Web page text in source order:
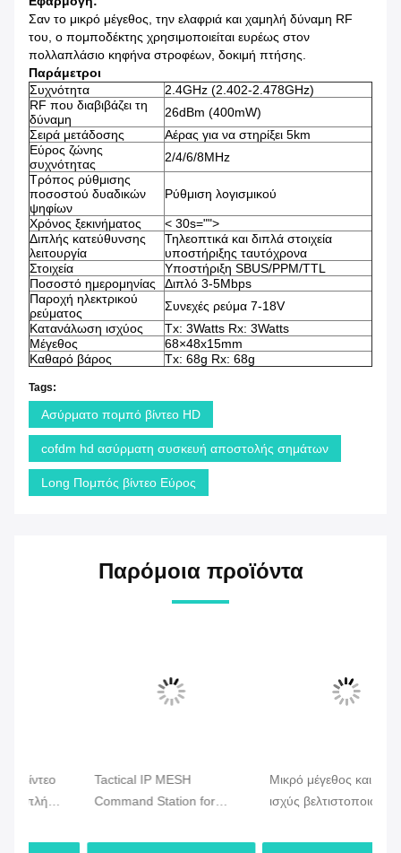
Σαν το μικρό μέγεθος, την ελαφριά και χαμηλή δύναμη RF
του, ο πομποδέκτης χρησιμοποιείται ευρέως στον
πολλαπλάσιο κηφήνα στροφέων, δοκιμή πτήσης.
Παράμετροι
Συχνότητα
2.4GHz (2.402-2.478GHz)
RF που διαβιβάζει τη
δύναμη
26dBm (400mW)
Σειρά μετάδοσης
Αέρας για να στηρίξει 5km
Εύρος ζώνης
συχνότητας
2/4/6/8MHz
Τρόπος ρύθμισης
ποσοστού δυαδικών
ψηφίων
Ρύθμιση λογισμικού
Χρόνος ξεκινήματος
< 30s="">
Διπλής κατεύθυνσης
λειτουργία
Τηλεοπτικά και διπλά στοιχεία
υποστήριξης ταυτόχρονα
Στοιχεία
Υποστήριξη SBUS/PPM/TTL
Ποσοστό ημερομηνίας
Διπλό 3-5Mbps
Παροχή ηλεκτρικού
ρεύματος
Συνεχές ρεύμα 7-18V
Κατανάλωση ισχύος
Tx: 3Watts Rx: 3Watts
Μέγεθος
68×48x15mm
Καθαρό βάρος
Tx: 68g Rx: 68g
Tags:
Ασύρματο πομπό βίντεο HD
cofdm hd ασύρματη συσκευή αποστολής σημάτων
Long Πομπός βίντεο Εύρος
Παρόμοια προϊόντα
Tactical IP MESH
Command Station for
Communication
Μικρό μέγεθος και χαμηλή
ισχύς βελτιστοποιούν το
γρήγορη ανάπτυξη και